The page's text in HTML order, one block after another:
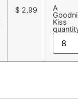
$ 2,99
A
Kiss